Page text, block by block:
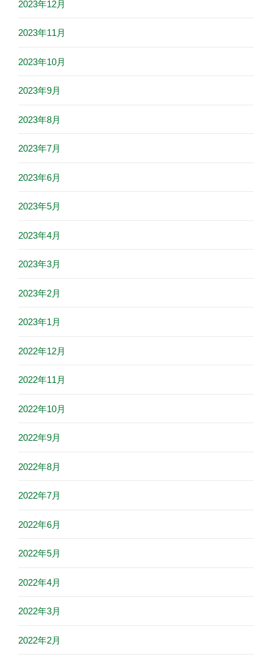
2023年12月
2023年11月
2023年10月
2023年9月
2023年8月
2023年7月
2023年6月
2023年5月
2023年4月
2023年3月
2023年2月
2023年1月
2022年12月
2022年11月
2022年10月
2022年9月
2022年8月
2022年7月
2022年6月
2022年5月
2022年4月
2022年3月
2022年2月